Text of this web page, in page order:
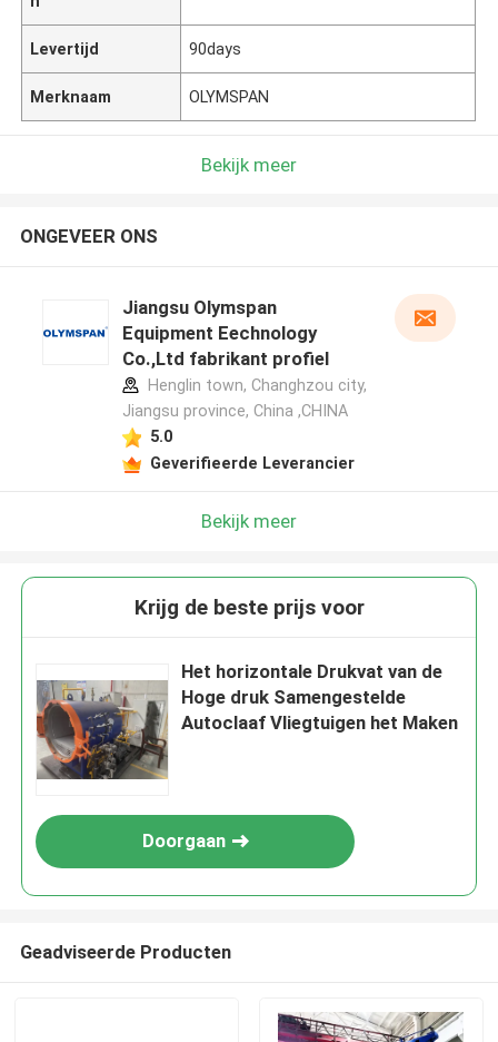
Levertijd 90days
Merknaam OLYMSPAN
Bekijk meer
ONGEVEER ONS
Jiangsu Olymspan
Equipment Eechnology
Co.,Ltd fabrikant profiel
Henglin town, Changhzou city,
Jiangsu province, China ,CHINA
5.0
Geverifieerde Leverancier
Bekijk meer
Krijg de beste prijs voor
Het horizontale Drukvat van de
Hoge druk Samengestelde
Autoclaaf Vliegtuigen het Maken
Doorgaan
Geadviseerde Producten